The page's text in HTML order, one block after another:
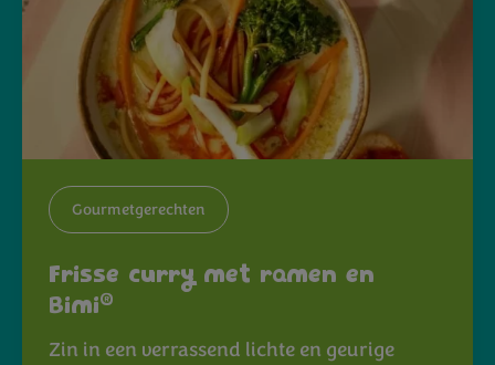
Gourmetgerechten
Frisse curry met ramen en
Bimi®
Zin in een verrassend lichte en geurige